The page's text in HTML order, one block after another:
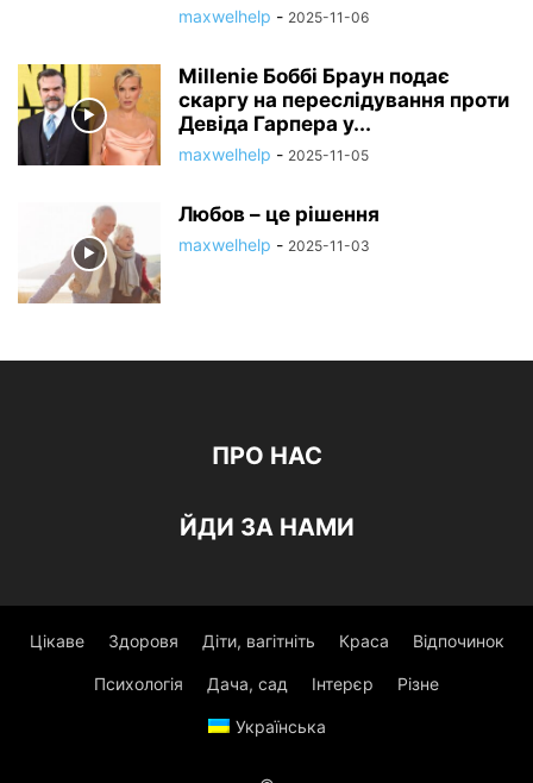
maxwelhelp - 2025-11-06
Millenie Боббі Браун подає
скаргу на переслідування проти
Девіда Гарпера у...
maxwelhelp - 2025-11-05
Любов – це рішення
maxwelhelp - 2025-11-03
ПРО НАС
ЙДИ ЗА НАМИ
Цікаве Здоровя Діти, вагітніть Краса Відпочинок
Психологія Дача, сад Інтерєр Різне
Українська